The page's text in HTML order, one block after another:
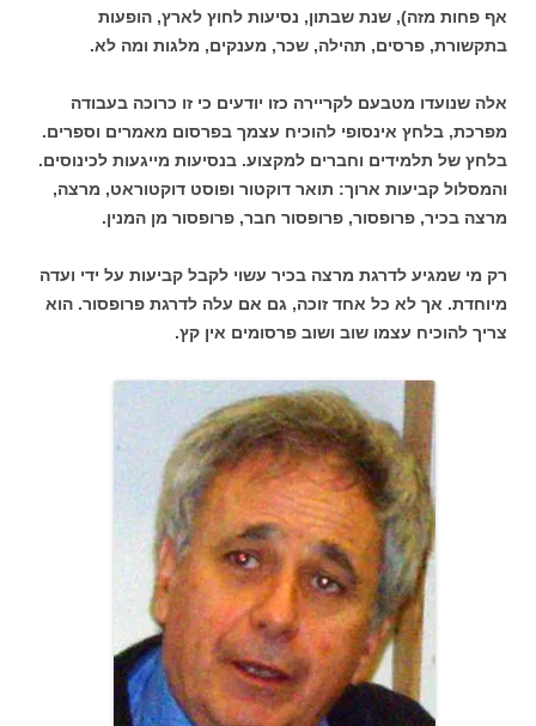
אף פחות מזה), שנת שבתון, נסיעות לחוץ לארץ, הופעות
בתקשורת, פרסים, תהילה, שכר, מענקים, מלגות ומה לא.
אלה שנועדו מטבעם לקריירה כזו יודעים כי זו כרוכה בעבודה
מפרכת, בלחץ אינסופי להוכיח עצמך בפרסום מאמרים וספרים.
בלחץ של תלמידים וחברים למקצוע. בנסיעות מייגעות לכינוסים.
והמסלול קביעות ארוך: תואר דוקטור ופוסט דוקטוראט, מרצה,
מרצה בכיר, פרופסור, פרופסור חבר, פרופסור מן המנין.
רק מי שמגיע לדרגת מרצה בכיר עשוי לקבל קביעות על ידי ועדה
מיוחדת. אך לא כל אחד זוכה, גם אם עלה לדרגת פרופסור. הוא
צריך להוכיח עצמו שוב ושוב פרסומים אין קץ.